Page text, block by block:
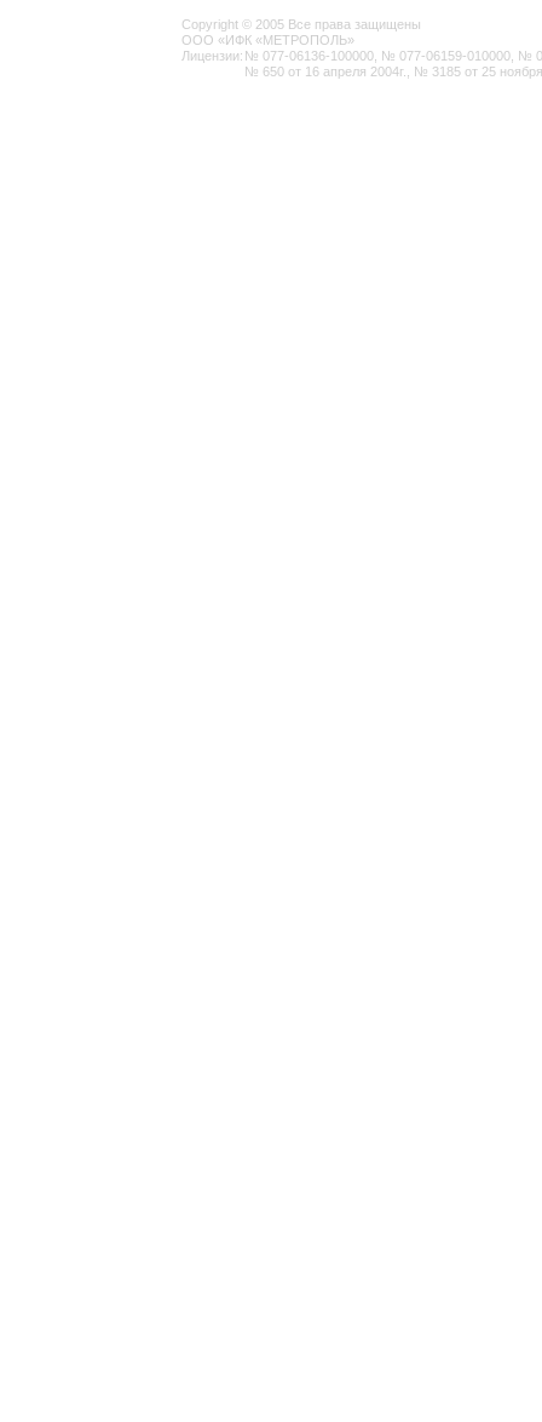
Copyright © 2005 Все права защищены
ООО «ИФК «МЕТРОПОЛЬ»
Лицензии: № 077-06136-100000, № 077-06159-010000, №
№ 650 от 16 апреля 2004г., № 3185 от 25